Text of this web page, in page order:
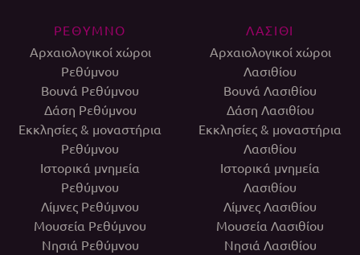
ΡΕΘΥΜΝΟ
Αρχαιολογικοί χώροι
Ρεθύμνου
Βουνά Ρεθύμνου
Δάση Ρεθύμνου
Εκκλησίες & μοναστήρια
Ρεθύμνου
Ιστορικά μνημεία
Ρεθύμνου
Λίμνες Ρεθύμνου
Μουσεία Ρεθύμνου
Νησιά Ρεθύμνου
ΛΑΣΙΘΙ
Αρχαιολογικοί χώροι
Λασιθίου
Βουνά Λασιθίου
Δάση Λασιθίου
Εκκλησίες & μοναστήρια
Λασιθίου
Ιστορικά μνημεία
Λασιθίου
Λίμνες Λασιθίου
Μουσεία Λασιθίου
Νησιά Λασιθίου